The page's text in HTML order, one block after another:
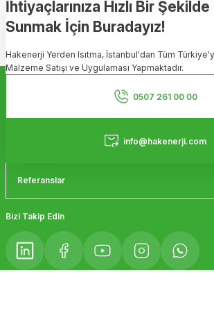
Ürün resmi kalitesiz, bozuk veya
Ürün açıklamasında eksik bilgiler bulunuyor.
Ürün bilgilerinde hatalar bulunuyor.
Ürün fiyatı diğer sitelerden daha pahalı.
Bu ürüne benzer farklı alternatifler olmalı.
İhtiyaçlarınıza Hızlı Bir
Sunmak İçin Buradayız!
Hakenerji Yerden Isıtma, İstanbul'dan Tüm
Malzeme Satışı ve Uygulaması Yapmaktadır.
0507 261 00 00
info@hakenerji.com
Referanslar
Bizi Takip Edin